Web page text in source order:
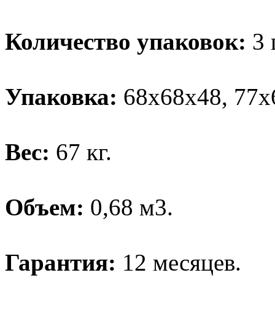
Количество упаковок: 3
Упаковка: 68х68х48,
Вес: 67 кг.
Объем: 0,68 м3.
Гарантия: 12 месяцев.